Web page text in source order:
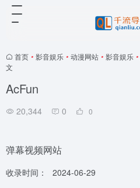
首页 • 影音娱乐 • 动漫网站 • 影音娱乐 •
文
AcFun
20,344 0 0
弹幕视频网站
收录时间：
2024-06-29